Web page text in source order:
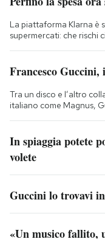
La piattaforma Klarna è
supermercati: che rischi
Francesco
Tra un disco e l’altro
italiano come Magnus,
In spiaggia potete
volete
Guccini lo trovavi
«Un musico fallito,